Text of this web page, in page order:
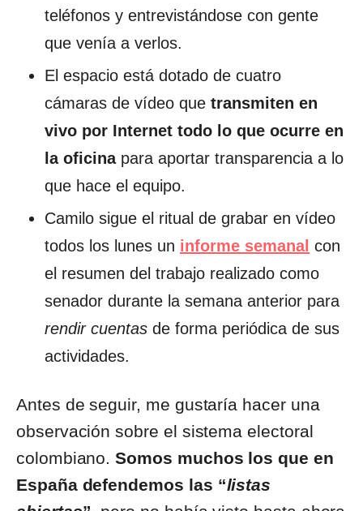
teléfonos y entrevistándose con gente
que venía a verlos.
El espacio está dotado de cuatro
cámaras de vídeo que transmiten en
vivo por Internet todo lo que ocurre en
la oficinapara aportar transparencia a lo
que hace el equipo.
Camilo sigue el ritual de grabar en vídeo
todos los lunes un informe semanal con
el resumen del trabajo realizado como
senador durante la semana anterior para
rendir cuentas de forma periódica de sus
actividades.
Antes de seguir, me gustaría hacer una
observación sobre el sistema electoral
colombiano.Somos muchos los que en
España defendemos las “listas